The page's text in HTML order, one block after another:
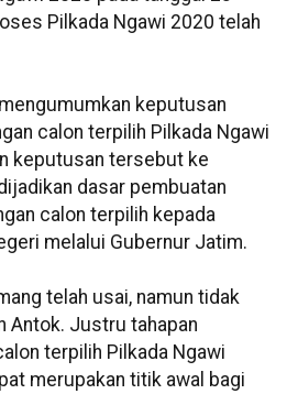
Pilkada Ngawi 2020 telah
keputusan
calon terpilih Pilkada Ngawi
keputusan tersebut ke
dasar pembuatan
calon terpilih kepada
melalui Gubernur Jatim.
telah usai, namun tidak
Antok. Justru tahapan
terpilih Pilkada Ngawi
merupakan titik awal bagi